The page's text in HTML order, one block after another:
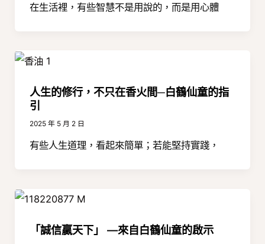
在生活裡，有些智慧不是用說的，而是用心體
人生的修行，不只在香火間─白鶴仙童的指
引
2025 年 5 月 2 日
有些人生道理，看起來簡單；若能堅持實踐，
「誠信贏天下」 —來自白鶴仙童的啟示